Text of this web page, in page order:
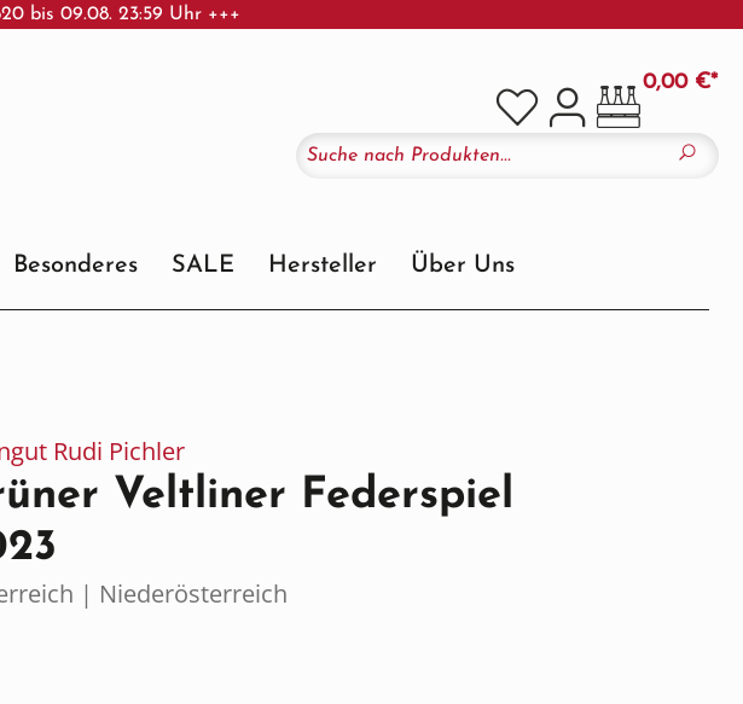
bis 09.08. 23:59 Uhr +++
0,00 €*
Besonderes SALE Hersteller Über Uns
Rudi Pichler
Veltliner Federspiel
| Niederösterreich